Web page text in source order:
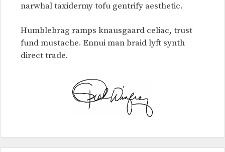
narwhal taxidermy tofu gentrify aesthetic.
Humblebrag ramps knausgaard celiac, trust
fund mustache. Ennui man braid lyft synth
direct trade.